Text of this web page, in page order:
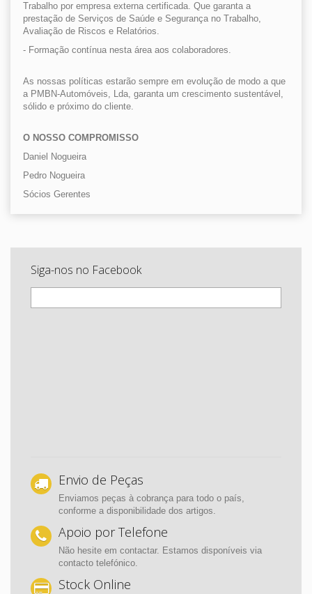
Trabalho por empresa externa certificada. Que garanta a
prestação de Serviços de Saúde e Segurança no Trabalho,
Avaliação de Riscos e Relatórios.
- Formação contínua nesta área aos colaboradores.
As nossas políticas estarão sempre em evolução de modo a que
a PMBN-Automóveis, Lda, garanta um crescimento sustentável,
sólido e próximo do cliente.
O NOSSO COMPROMISSO
Daniel Nogueira
Pedro Nogueira
Sócios Gerentes
Siga-nos no Facebook
Envio de Peças
Enviamos peças à cobrança para todo o país,
conforme a disponibilidade dos artigos.
Apoio por Telefone
Não hesite em contactar. Estamos disponíveis via
contacto telefónico.
Stock Online